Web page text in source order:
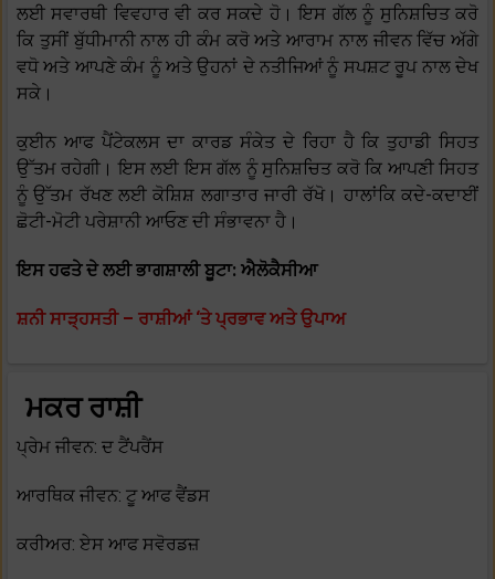
ਲਈ ਸਵਾਰਥੀ ਵਿਵਹਾਰ ਵੀ ਕਰ ਸਕਦੇ ਹੋ। ਇਸ ਗੱਲ ਨੂੰ ਸੁਨਿਸ਼ਚਿਤ ਕਰੋ
ਕਿ ਤੁਸੀਂ ਬੁੱਧੀਮਾਨੀ ਨਾਲ ਹੀ ਕੰਮ ਕਰੋ ਅਤੇ ਆਰਾਮ ਨਾਲ ਜੀਵਨ ਵਿੱਚ ਅੱਗੇ
ਵਧੋ ਅਤੇ ਆਪਣੇ ਕੰਮ ਨੂੰ ਅਤੇ ਉਹਨਾਂ ਦੇ ਨਤੀਜਿਆਂ ਨੂੰ ਸਪਸ਼ਟ ਰੂਪ ਨਾਲ ਦੇਖ
ਸਕੇ।
ਕੁਈਨ ਆਫ ਪੈਂਟੇਕਲਸ ਦਾ ਕਾਰਡ ਸੰਕੇਤ ਦੇ ਰਿਹਾ ਹੈ ਕਿ ਤੁਹਾਡੀ ਸਿਹਤ
ਉੱਤਮ ਰਹੇਗੀ। ਇਸ ਲਈ ਇਸ ਗੱਲ ਨੂੰ ਸੁਨਿਸ਼ਚਿਤ ਕਰੋ ਕਿ ਆਪਣੀ ਸਿਹਤ
ਨੂੰ ਉੱਤਮ ਰੱਖਣ ਲਈ ਕੋਸ਼ਿਸ਼ ਲਗਾਤਾਰ ਜਾਰੀ ਰੱਖੋ। ਹਾਲਾਂਕਿ ਕਦੇ-ਕਦਾਈਂ
ਛੋਟੀ-ਮੋਟੀ ਪਰੇਸ਼ਾਨੀ ਆਓਣ ਦੀ ਸੰਭਾਵਨਾ ਹੈ।
ਇਸ ਹਫਤੇ ਦੇ ਲਈ ਭਾਗਸ਼ਾਲੀ ਬੂਟਾ: ਐਲੋਕੈਸੀਆ
ਸ਼ਨੀ ਸਾੜ੍ਹਸਤੀ – ਰਾਸ਼ੀਆਂ ‘ਤੇ ਪ੍ਰਭਾਵ ਅਤੇ ਉਪਾਅ
ਮਕਰ ਰਾਸ਼ੀ
ਪ੍ਰੇਮ ਜੀਵਨ: ਦ ਟੈਂਪਰੈਂਸ
ਆਰਥਿਕ ਜੀਵਨ: ਟੂ ਆਫ ਵੈਂਡਸ
ਕਰੀਅਰ: ਏਸ ਆਫ ਸਵੋਰਡਜ਼